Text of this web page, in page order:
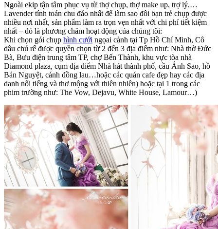
Ngoài ekip tận tâm phục vụ từ thợ chụp, thợ make up, trợ lý,…
Lavender tính toán chu đáo nhất để làm sao đôi bạn trẻ chụp được
nhiều nơi nhất, sản phẩm làm ra trọn vẹn nhất với chi phí tiết kiệm
nhất – đó là phương châm hoạt động của chúng tôi:
Khi chọn gói chụp hình cưới ngọai cảnh tại Tp Hồ Chí Minh, Cô
dâu chú rể được quyền chọn từ 2 đến 3 địa điểm như: Nhà thờ Đức
Bà, Bưu điện trung tâm TP, chợ Bến Thành, khu vực tòa nhà
Diamond plaza, cụm địa điểm Nhà hát thành phố, cầu Ánh Sao, hồ
Bán Nguyệt, cánh đồng lau…hoặc các quán cafe đẹp hay các địa
danh nổi tiếng và thơ mộng với thiên nhiên) hoặc tại 1 trong các
phim trường như: The Vow, Dejavu, White House, Lamour…)